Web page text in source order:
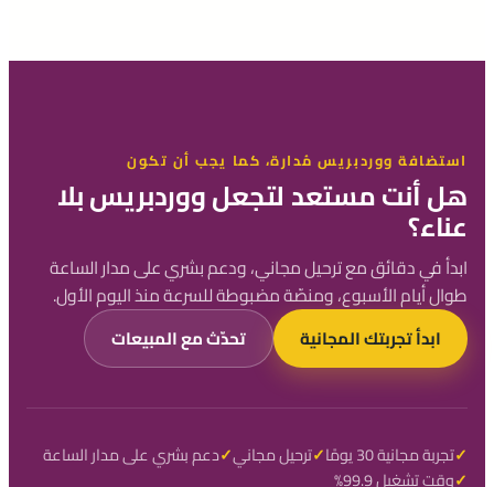
استضافة ووردبريس مُدارة، كما يجب أن تكون
هل أنت مستعد لتجعل ووردبريس بلا
عناء؟
ابدأ في دقائق مع ترحيل مجاني، ودعم بشري على مدار الساعة
طوال أيام الأسبوع، ومنصّة مضبوطة للسرعة منذ اليوم الأول.
ابدأ تجربتك المجانية
تحدّث مع المبيعات
تجربة مجانية 30 يومًا ترحيل مجاني دعم بشري على مدار الساعة
وقت تشغيل 99.9%